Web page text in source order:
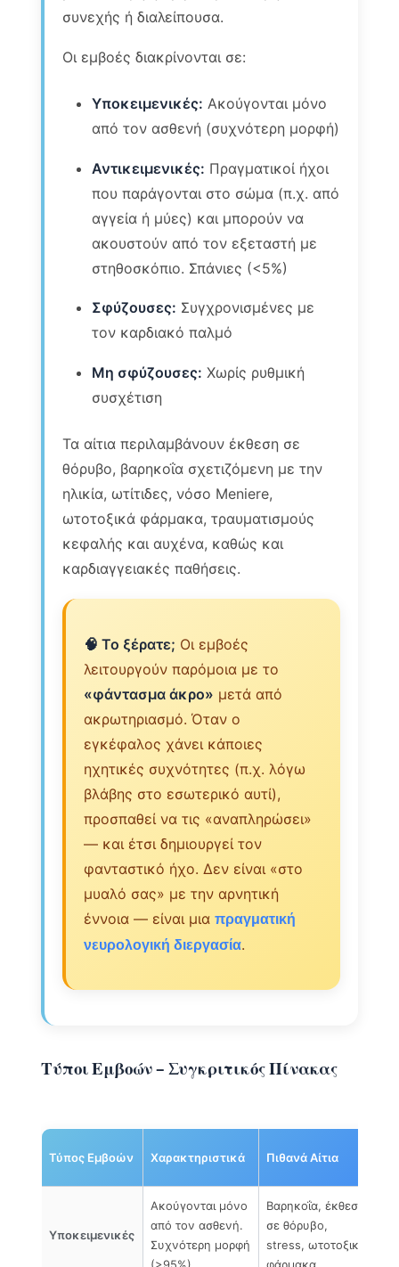
συνεχής ή διαλείπουσα.
Οι εμβοές διακρίνονται σε:
Υποκειμενικές: Ακούγονται μόνο
από τον ασθενή (συχνότερη μορφή)
Αντικειμενικές: Πραγματικοί ήχοι
που παράγονται στο σώμα (π.χ. από
αγγεία ή μύες) και μπορούν να
ακουστούν από τον εξεταστή με
στηθοσκόπιο. Σπάνιες (<5%)
Σφύζουσες: Συγχρονισμένες με
τον καρδιακό παλμό
Μη σφύζουσες: Χωρίς ρυθμική
συσχέτιση
Τα αίτια περιλαμβάνουν έκθεση σε
θόρυβο, βαρηκοΐα σχετιζόμενη με την
ηλικία, ωτίτιδες, νόσο Meniere,
ωτοτοξικά φάρμακα, τραυματισμούς
κεφαλής και αυχένα, καθώς και
καρδιαγγειακές παθήσεις.
🧠 Το ξέρατε; Οι εμβοές
λειτουργούν παρόμοια με το
«φάντασμα άκρο» μετά από
ακρωτηριασμό. Όταν ο
εγκέφαλος χάνει κάποιες
ηχητικές συχνότητες (π.χ. λόγω
βλάβης στο εσωτερικό αυτί),
προσπαθεί να τις «αναπληρώσει»
— και έτσι δημιουργεί τον
φανταστικό ήχο. Δεν είναι «στο
μυαλό σας» με την αρνητική
έννοια — είναι μιαπραγματική
νευρολογική διεργασία.
Τύποι Εμβοών – Συγκριτικός Πίνακας
Τύπος Εμβοών Χαρακτηριστικά Πιθανά Αίτια
Υποκειμενικές
Ακούγονται μόνο
από τον ασθενή.
Συχνότερη μορφή
Βαρηκοΐα, έκθεση
σε θόρυβο,
stress, ωτοτοξικά